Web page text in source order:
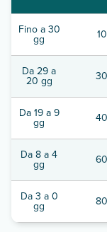
Fino a 30
gg
Da 29 a
20 gg
Da 19 a 9
gg
Da 8 a 4
gg
Da 3 a 0
gg